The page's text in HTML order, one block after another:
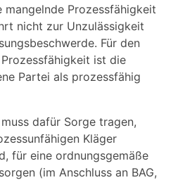
mangelnde Prozessfähigkeit
nicht zur Unzulässigkeit
Für den
ist die
Partei als prozessfähig
dafür Sorge tragen,
Kläger
für eine ordnungsgemäße
(im Anschluss an BAG,